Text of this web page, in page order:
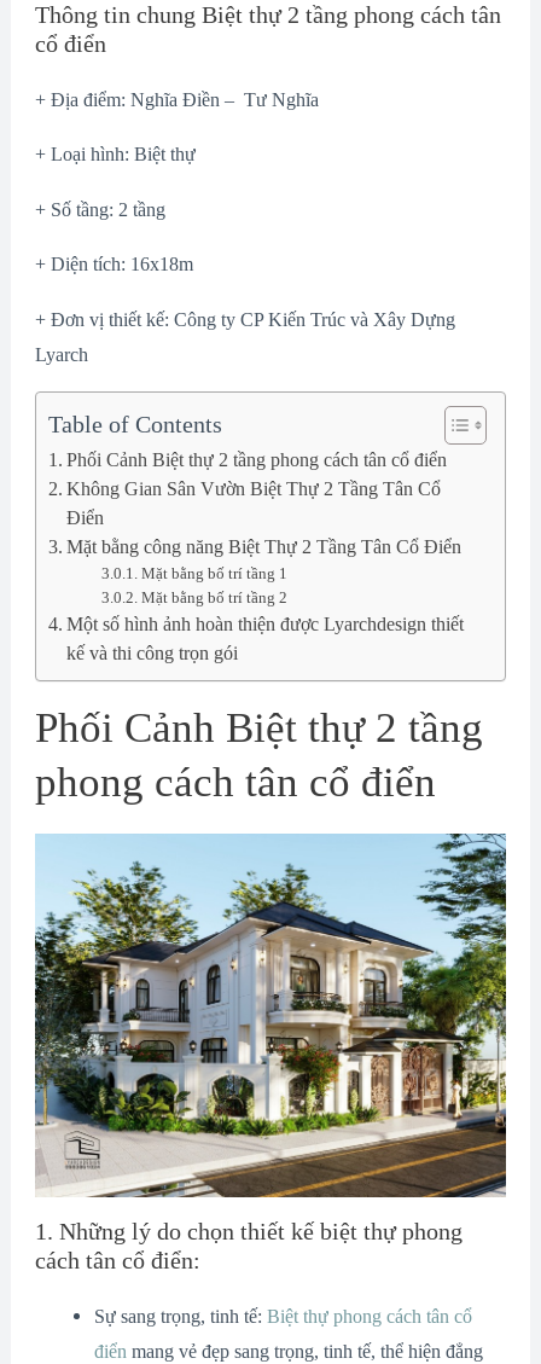
Thông tin chung Biệt thự 2 tầng phong cách tân
cổ điển
+ Địa điểm: Nghĩa Điền – Tư Nghĩa
+ Loại hình: Biệt thự
+ Số tầng: 2 tầng
+ Diện tích: 16x18m
+ Đơn vị thiết kế: Công ty CP Kiến Trúc và Xây Dựng
Lyarch
Table of Contents
Phối Cảnh Biệt thự 2 tầng phong cách tân cổ điển
Không Gian Sân Vườn Biệt Thự 2 Tầng Tân Cổ
Điển
Mặt bằng công năng Biệt Thự 2 Tầng Tân Cổ Điển
Mặt bằng bố trí tầng 1
Mặt bằng bố trí tầng 2
Một số hình ảnh hoàn thiện được Lyarchdesign thiết
kế và thi công trọn gói
Phối Cảnh Biệt thự 2 tầng
phong cách tân cổ điển
1. Những lý do chọn thiết kế biệt thự phong
cách tân cổ điển:
Sự sang trọng, tinh tế:Biệt thự phong cách tân cổ
điển mang vẻ đẹp sang trọng, tinh tế, thể hiện đẳng